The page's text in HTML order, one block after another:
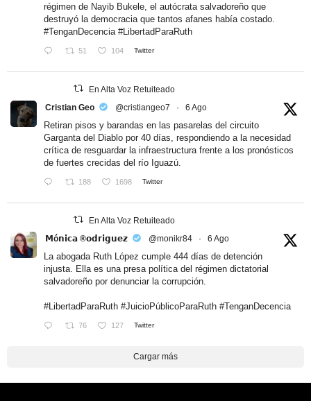
régimen de Nayib Bukele, el autócrata salvadoreño que
destruyó la democracia que tantos afanes había costado.
#TenganDecencia #LibertadParaRuth
51 104 Twitter
En Alta Voz Retuiteado
Cristian Geo
@cristiangeo7 · 6 Ago
Retiran pisos y barandas en las pasarelas del circuito
Garganta del Diablo por 40 días, respondiendo a la necesidad
crítica de resguardar la infraestructura frente a los pronósticos
de fuertes crecidas del río Iguazú.
188 1698 Twitter
En Alta Voz Retuiteado
𝗠ó𝗻𝗶𝗰𝗮 ®𝗼𝗱𝗿𝗶𝗴𝘂𝗲𝘇
@monikr84 · 6 Ago
La abogada Ruth López cumple 444 días de detención
injusta. Ella es una presa política del régimen dictatorial
salvadoreño por denunciar la corrupción.
#LibertadParaRuth #JuicioPúblicoParaRuth #TenganDecencia
76 127 Twitter
Cargar más